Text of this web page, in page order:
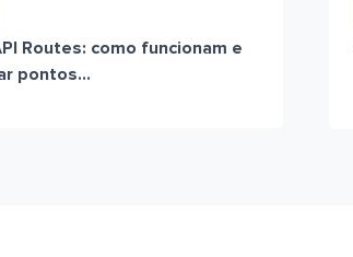
Routes: como funcionam e
pontos...